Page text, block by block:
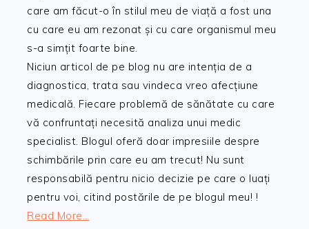
care am făcut-o în stilul meu de viață a fost una
cu care eu am rezonat și cu care organismul meu
s-a simțit foarte bine.
Niciun articol de pe blog nu are intenția de a
diagnostica, trata sau vindeca vreo afecțiune
medicală. Fiecare problemă de sănătate cu care
vă confruntați necesită analiza unui medic
specialist. Blogul oferă doar impresiile despre
schimbările prin care eu am trecut! Nu sunt
responsabilă pentru nicio decizie pe care o luați
pentru voi, citind postările de pe blogul meu! !
Read More…